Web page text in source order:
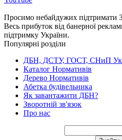
Просимо небайдужих підтримати
Весь прибуток від банерної
підтримку України.
Популярні розділи
ДБН, ДСТУ, ГОСТ, СНиП
Каталог Нормативів
Дерево Нормативів
Абетка будівельника
Як завантажити ДБН?
Зворотній зв'язок
Про нас